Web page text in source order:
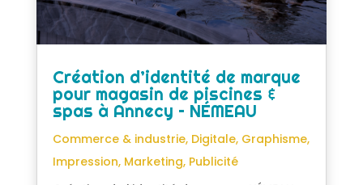
Création d’identité de marque
pour magasin de piscines &
spas à Annecy – NÉMEAU
Commerce & industrie, Digitale, Graphisme,
Impression, Marketing, Publicité